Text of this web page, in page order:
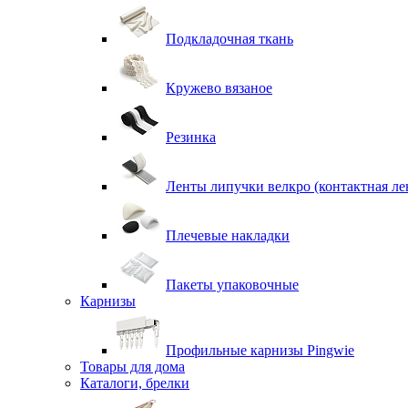
Подкладочная ткань
Кружево вязаное
Резинка
Ленты липучки велкро (контактная
Плечевые накладки
Пакеты упаковочные
Карнизы
Профильные карнизы Pingwie
Товары для дома
Каталоги, брелки